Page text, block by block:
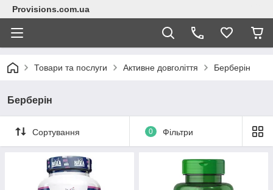
Provisions.com.ua
Товари та послуги Активне довголіття Берберін
Берберін
Сортування 0 Фільтри